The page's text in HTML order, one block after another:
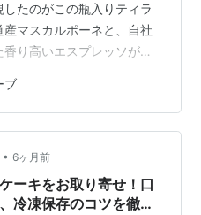
たのがこの瓶入りティラ
マスカルポーネと、自社
り高いエスプレッソが絶
です。
ブ
• 6ヶ月前
ーキをお取り寄せ！口
冷凍保存のコツを徹底